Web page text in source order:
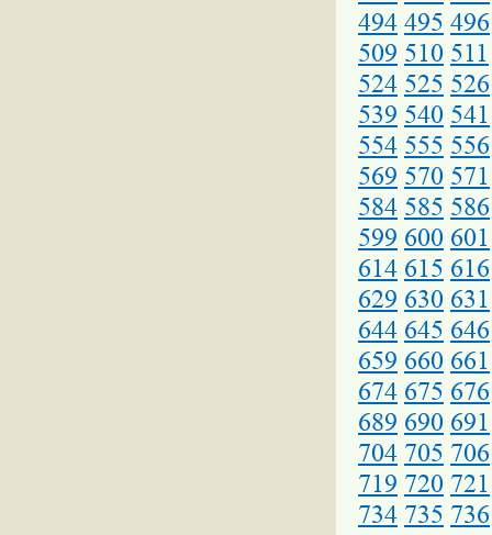
494 495 496
509 510 511
524 525 526
539 540 541
554 555 556
569 570 571
584 585 586
599 600 601
614 615 616
629 630 631
644 645 646
659 660 661
674 675 676
689 690 691
704 705 706
719 720 721
734 735 736